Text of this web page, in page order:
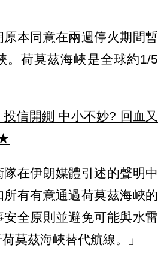
本同意在兩週停火期間暫
。荷莫茲海峽是全球約1/5
信開鍘 中小不妙? 回血又
在伊朗媒體引述的聲明中
有有意通過荷莫茲海峽的
全原則並避免可能與水雷
莫茲海峽替代航線。」